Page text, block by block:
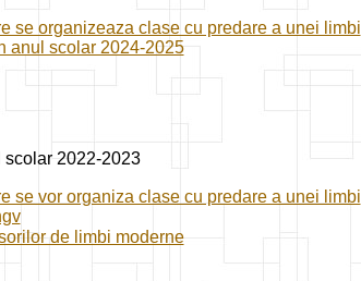
se organizeaza clase cu predare a unei limbi
anul scolar 2024-2025
scolar 2022-2023
se vor organiza clase cu predare a unei limbi
de limbi moderne